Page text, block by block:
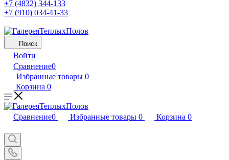
+7 (4832) 344-133
+7 (910) 034-41-33
Поиск
Войти
Сравнение0
Избранные товары 0
Корзина 0
Сравнение0 Избранные товары 0 Корзина 0